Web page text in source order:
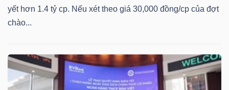
yết hơn 1.4 tỷ cp. Nếu xét theo giá 30,000 đồng/cp của đợt
chào...
TIỆN
ÍCH
BẤT